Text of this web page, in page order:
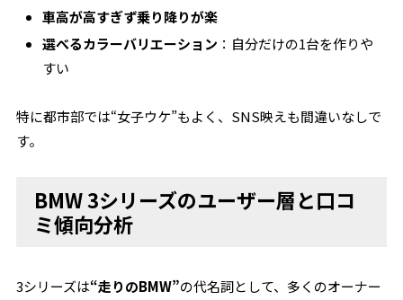
車高が高すぎず乗り降りが楽
選べるカラーバリエーション ：自分だけの1台を作りや
すい
特に都市部では“女子ウケ”もよく、SNS映えも間違いなしで
す。
BMW 3シリーズのユーザー層と口コ
ミ傾向分析
3シリーズは“走りのBMW”の代名詞として、多くのオーナー